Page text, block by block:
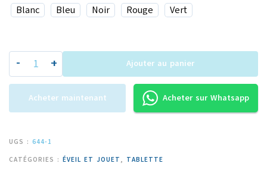
Blanc Bleu Noir Rouge Vert
- + Ajouter au panier
Acheter maintenant Acheter sur Whatsapp
UGS : 644-1
CATÉGORIES : ÉVEIL ET JOUET , TABLETTE